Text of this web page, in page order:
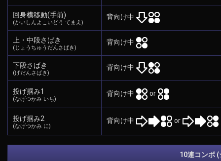
回身横移動(手前)
(かいしんよこいどう てまえ)
背向け中
上・中段さばき
(じょうちゅうだんさばき)
背向け中
下段さばき
(げだんさばき)
背向け中
投げ掴み1
(なげつかみ いち)
背向け中 or
投げ掴み2
(なげつかみ に)
背向け中 or
10連コンボ